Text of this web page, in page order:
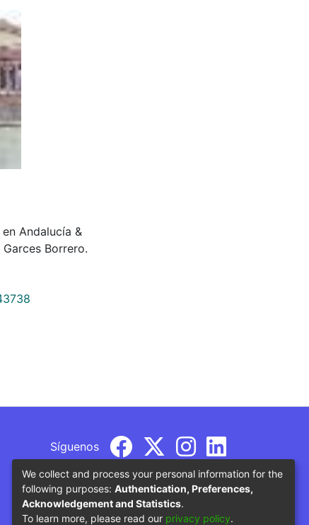
Andalucía &
Borrero.
Síguenos
We collect and process your personal information for the
following purposes: Authentication, Preferences,
Acknowledgement and Statistics.
To learn more, please read our privacy policy.